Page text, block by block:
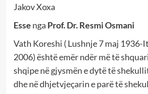
Jakov Xoxa
Esse nga Prof. Dr. Resmi Osmani
Vath Koreshi ( Lushnje 7 maj 1936-
2006) është emër ndër më të
shqipe në gjysmën e dytë të
dhe në dhjetvjeçarin e parë të